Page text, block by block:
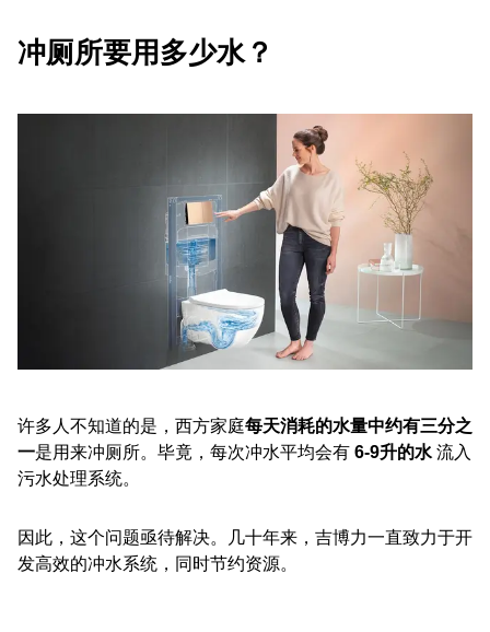
冲厕所要用多少水？
许多人不知道的是，西方家庭每天消耗的水量中约有三分之
一是用来冲厕所。毕竟，每次冲水平均会有 6-9升的水 流入
污水处理系统。
因此，这个问题亟待解决。几十年来，吉博力一直致力于开
发高效的冲水系统，同时节约资源。